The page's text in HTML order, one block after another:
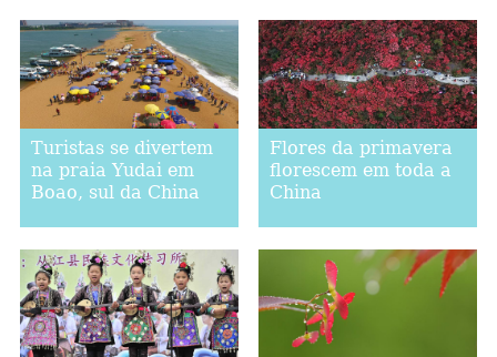
Turistas se divertem
na praia Yudai em
Boao, sul da China
Flores da primavera
florescem em toda a
China